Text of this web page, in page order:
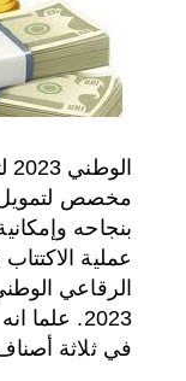
مخصص لتمويل
بنجاحه
عملية
2023. علما
في ثلاثة